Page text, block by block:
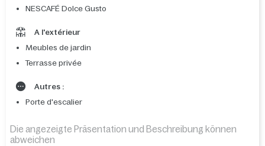
NESCAFÉ Dolce Gusto
A l'extérieur
Meubles de jardin
Terrasse privée
Autres :
Porte d'escalier
Die angezeigte Präsentation und Beschreibung können
abweichen